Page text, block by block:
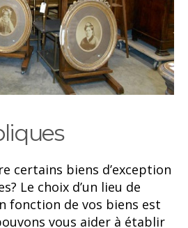
certains biens d’exception
Le choix d’un lieu de
fonction de vos biens est
vous aider à établir